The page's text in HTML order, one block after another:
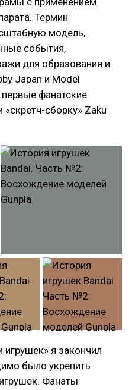
Термин
модель,
события,
для образования и
Japan и Model
первые фанатские
сборку» Zaku
игрушек» я закончил
было укрепить
Фанаты